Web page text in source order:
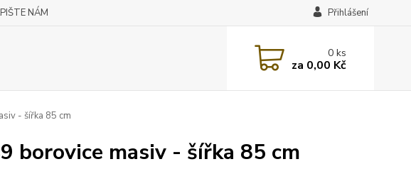
NÁM Přihlášení
0ks
za 0,00 Kč
- šířka 85 cm
borovice masiv - šířka 85 cm